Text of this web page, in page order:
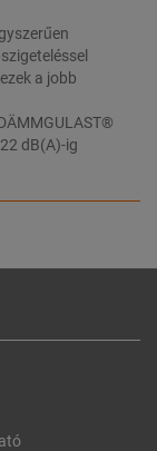
a jobb
dB(A)-ig